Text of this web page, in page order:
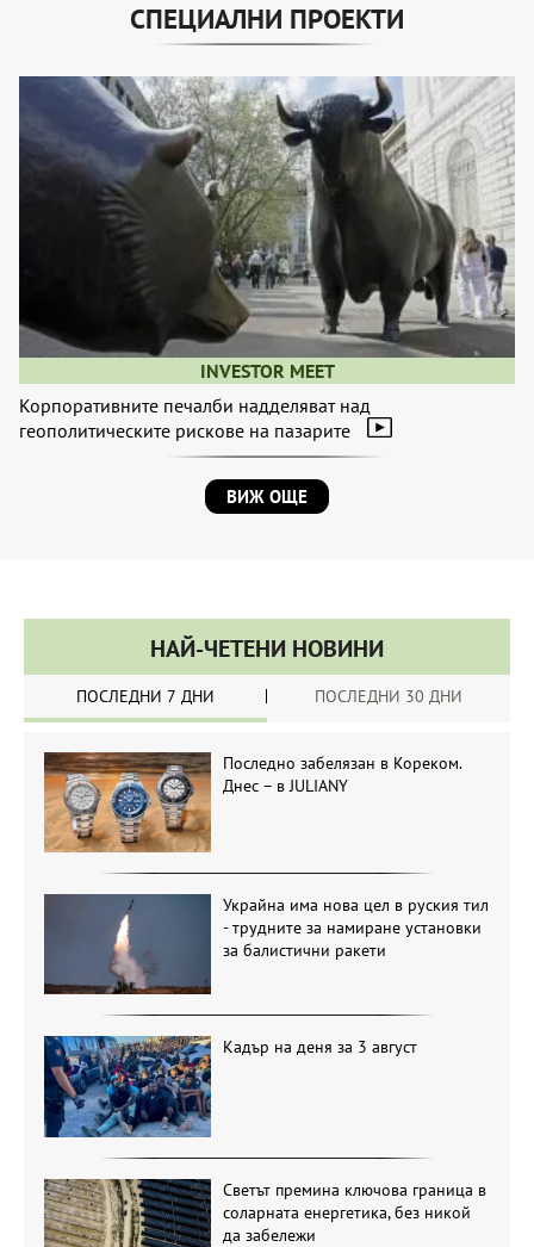
СПЕЦИАЛНИ ПРОЕКТИ
INVESTOR MEET
Корпоративните печалби надделяват над
геополитическите рискове на пазарите
ВИЖ ОЩЕ
НАЙ-ЧЕТЕНИ НОВИНИ
ПОСЛЕДНИ 7 ДНИ ПОСЛЕДНИ 30 ДНИ
Последно забелязан в Кореком.
Днес – в JULIANY
Украйна има нова цел в руския тил
- трудните за намиране установки
за балистични ракети
Кадър на деня за 3 август
Светът премина ключова граница в
соларната енергетика, без никой
да забележи